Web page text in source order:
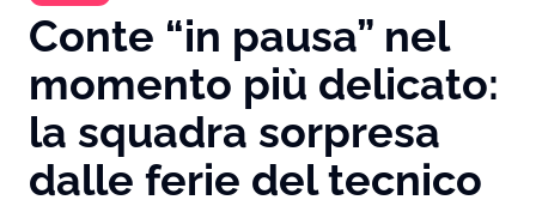
Conte “in pausa” nel
momento più delicato:
la squadra sorpresa
dalle ferie del tecnico